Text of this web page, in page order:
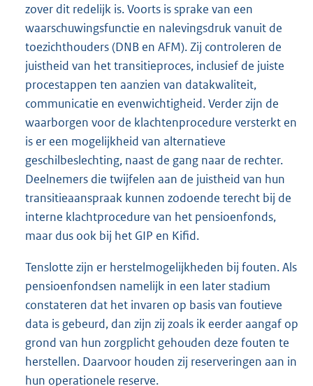
zover dit redelijk is. Voorts is sprake van een
waarschuwingsfunctie en nalevingsdruk vanuit de
toezichthouders (DNB en AFM). Zij controleren de
juistheid van het transitieproces, inclusief de juiste
procestappen ten aanzien van datakwaliteit,
communicatie en evenwichtigheid. Verder zijn de
waarborgen voor de klachtenprocedure versterkt en
is er een mogelijkheid van alternatieve
geschilbeslechting, naast de gang naar de rechter.
Deelnemers die twijfelen aan de juistheid van hun
transitieaanspraak kunnen zodoende terecht bij de
interne klachtprocedure van het pensioenfonds,
maar dus ook bij het GIP en Kifid.
Tenslotte zijn er herstelmogelijkheden bij fouten. Als
pensioenfondsen namelijk in een later stadium
constateren dat het invaren op basis van foutieve
data is gebeurd, dan zijn zij zoals ik eerder aangaf op
grond van hun zorgplicht gehouden deze fouten te
herstellen. Daarvoor houden zij reserveringen aan in
hun operationele reserve.